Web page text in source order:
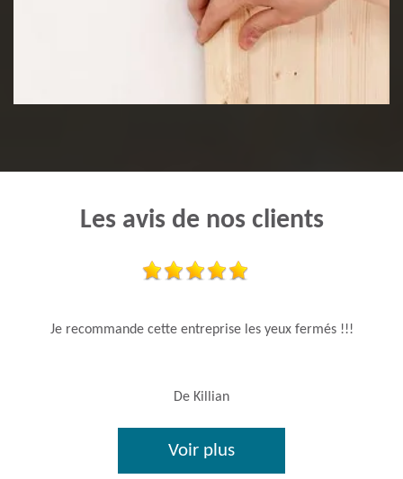
Les avis de nos clients
Je recommande cette entreprise les yeux fermés !!!
De Killian
Voir plus